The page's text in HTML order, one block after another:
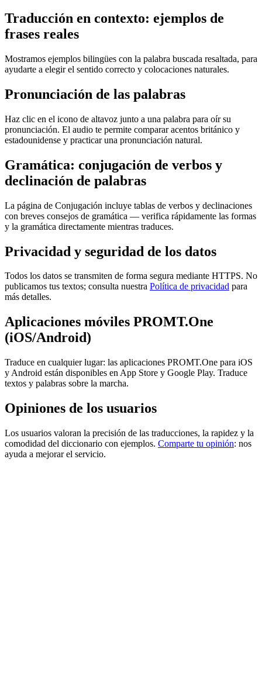
Traducción en contexto: ejemplos de
frases reales
Mostramos ejemplos bilingües con la palabra buscada resaltada, para
ayudarte a elegir el sentido correcto y colocaciones naturales.
Pronunciación de las palabras
Haz clic en el icono de altavoz junto a una palabra para oír su
pronunciación. El audio te permite comparar acentos británico y
estadounidense y practicar una pronunciación natural.
Gramática: conjugación de verbos y
declinación de palabras
La página de Conjugación incluye tablas de verbos y declinaciones
con breves consejos de gramática — verifica rápidamente las formas
y la gramática directamente mientras traduces.
Privacidad y seguridad de los datos
Todos los datos se transmiten de forma segura mediante HTTPS. No
publicamos tus textos; consulta nuestra Política de privacidad para
más detalles.
Aplicaciones móviles PROMT.One
(iOS/Android)
Traduce en cualquier lugar: las aplicaciones PROMT.One para iOS
y Android están disponibles en App Store y Google Play. Traduce
textos y palabras sobre la marcha.
Opiniones de los usuarios
Los usuarios valoran la precisión de las traducciones, la rapidez y la
comodidad del diccionario con ejemplos. Comparte tu opinión: nos
ayuda a mejorar el servicio.